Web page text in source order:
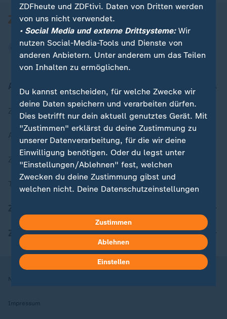
Aktuell bei ZDFheute
Zuletzt veröffentlicht
Aktuelle Sendungs-Videos
ZDFheute Stories
Themen im Überblick
ZDFheute Apps
Nutzungsbedingungen
Impressum
ZDFheute und ZDFtivi. Daten von Dritten werden
von uns nicht verwendet.
• Social Media und externe Drittsysteme:Wir
nutzen Social-Media-Tools und Dienste von
anderen Anbietern. Unter anderem um das Teilen
von Inhalten zu ermöglichen.
Du kannst entscheiden, für welche Zwecke wir
deine Daten speichern und verarbeiten dürfen.
Dies betrifft nur dein aktuell genutztes Gerät. Mit
"Zustimmen" erklärst du deine Zustimmung zu
unserer Datenverarbeitung, für die wir deine
Einwilligung benötigen. Oder du legst unter
"Einstellungen/Ablehnen" fest, welchen
Zwecken du deine Zustimmung gibst und
welchen nicht. Deine Datenschutzeinstellungen
in deinen Einstellungen widerrufen oder ändern.
Hier findest du das Impressum.
Weitere Informationen findest du in unserer
Datenschutzerklärung.
Zustimmen
Ablehnen
Einstellen